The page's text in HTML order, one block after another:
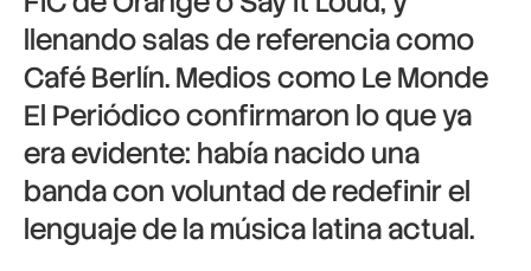
llenando salas de referencia como
Café Berlín. Medios como Le Monde
El Periódico confirmaron lo que ya
era evidente: había nacido una
banda con voluntad de redefinir el
lenguaje de la música latina actual.